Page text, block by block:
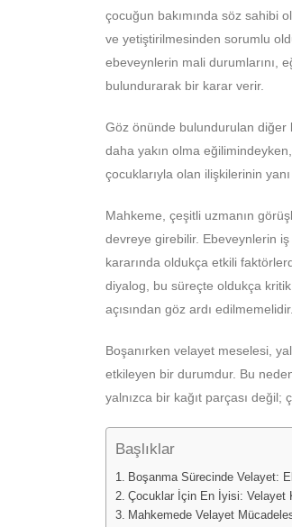
çocuğun bakımında söz sahibi
ve yetiştirilmesinden sorumlu
ebeveynlerin mali durumlarını,
bulundurarak bir karar verir.
Göz önünde bulundurulan diğer
daha yakın olma
çocuklarıyla olan ilişkilerinin
Mahkeme, çeşitli uzmanın
devreye girebilir. Ebeveynlerin
kararında oldukça etkili
diyalog, bu süreçte oldukça
açısından göz ardı edilmemelidir.
Boşanırken velayet meselesi,
etkileyen bir durumdur. Bu
yalnızca bir kağıt parçası değil;
Başlıklar
Boşanma Sürecinde Velayet:
Çocuklar İçin En İyisi: Velayet
Mahkemede Velayet